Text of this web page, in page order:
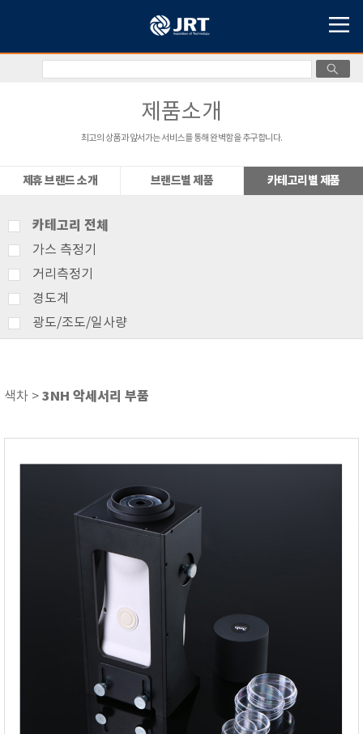
제품소개
최고의 상품과 앞서가는 서비스를 통해 완벽함을 추구합니다.
제휴 브랜드 소개 브랜드별 제품 카테고리별 제품
카테고리 전체
가스 측정기
거리측정기
경도계
광도/조도/일사량
기타
두께 측정기
레멜 측정기
색차/광택/분광광도
센서/전극/시약
압력/진공/차압계
열화상카메라
색차 > 3NH 악세서리 부품